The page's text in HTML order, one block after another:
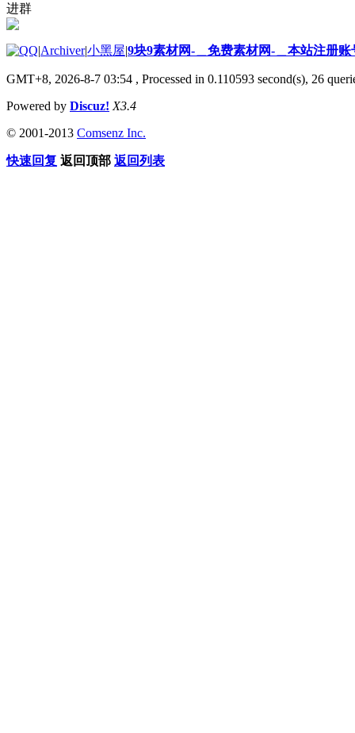
进群
|Archiver|小黑屋|9块9素材网-＿免费素材网-＿本站注册账
GMT+8, 2026-8-7 03:54 , Processed in 0.110593 second(s), 26
Powered by Discuz! X3.4
© 2001-2013 Comsenz Inc.
快速回复 返回顶部 返回列表